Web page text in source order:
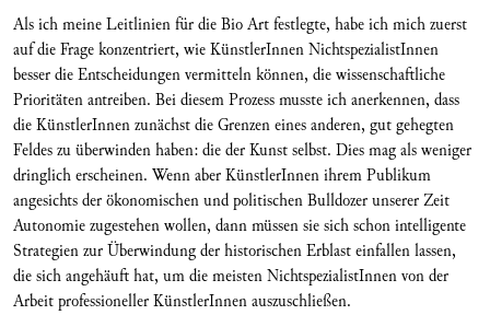
Als ich meine Leitlinien für die Bio Art festlegte, habe ich mich zuerst
auf die Frage konzentriert, wie KünstlerInnen NichtspezialistInnen
besser die Entscheidungen vermitteln können, die wissenschaftliche
Prioritäten antreiben. Bei diesem Prozess musste ich anerkennen, dass
die KünstlerInnen zunächst die Grenzen eines anderen, gut gehegten
Feldes zu überwinden haben: die der Kunst selbst. Dies mag als weniger
dringlich erscheinen. Wenn aber KünstlerInnen ihrem Publikum
angesichts der ökonomischen und politischen Bulldozer unserer Zeit
Autonomie zugestehen wollen, dann müssen sie sich schon intelligente
Strategien zur Überwindung der historischen Erblast einfallen lassen,
die sich angehäuft hat, um die meisten NichtspezialistInnen von der
Arbeit professioneller KünstlerInnen auszuschließen.